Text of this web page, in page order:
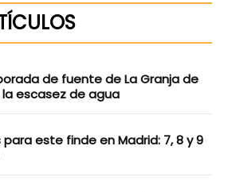
en Planes Vida de Madrid
de fuente de La Granja de
escasez de agua
este finde en Madrid: 7, 8 y 9